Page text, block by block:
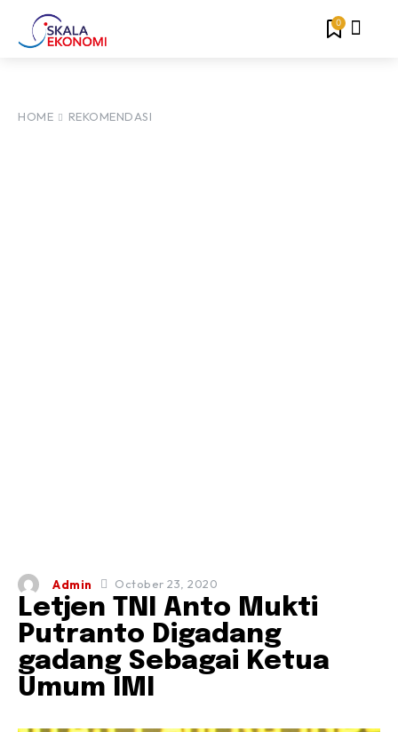
0
HOME REKOMENDASI
Admin October 23, 2020
Letjen TNI Anto Mukti
Putranto Digadang
gadang Sebagai Ketua
Umum IMI